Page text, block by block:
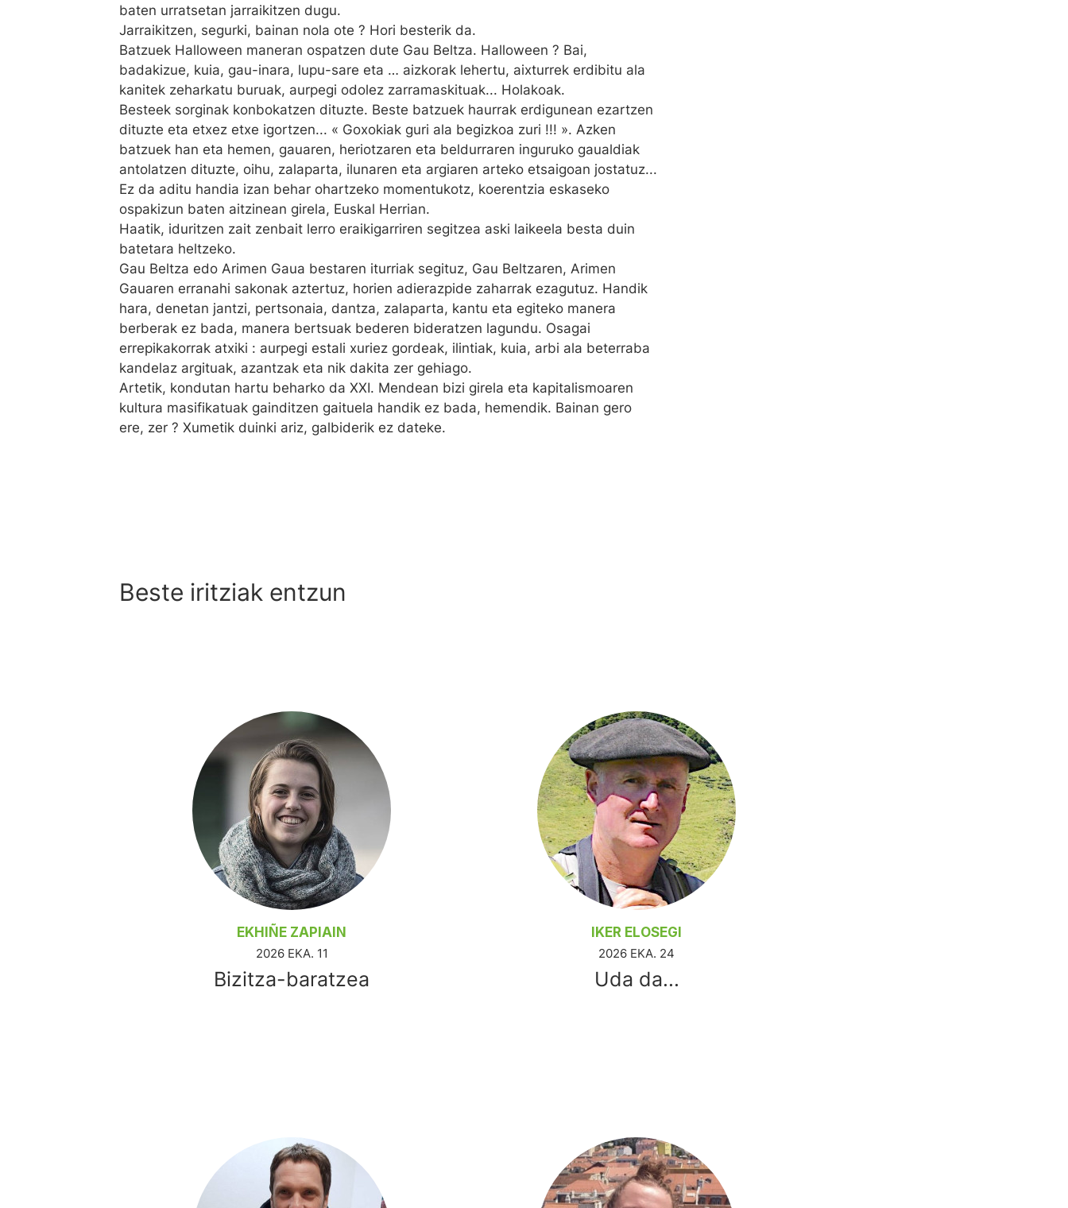
baten urratsetan jarraikitzen dugu.
Jarraikitzen, segurki, bainan nola ote ? Hori besterik da.
Batzuek Halloween maneran ospatzen dute Gau Beltza. Halloween ? Bai,
badakizue, kuia, gau-inara, lupu-sare eta … aizkorak lehertu, aixturrek erdibitu ala
kanitek zeharkatu buruak, aurpegi odolez zarramaskituak... Holakoak.
Besteek sorginak konbokatzen dituzte. Beste batzuek haurrak erdigunean ezartzen
dituzte eta etxez etxe igortzen... « Goxokiak guri ala begizkoa zuri !!! ». Azken
batzuek han eta hemen, gauaren, heriotzaren eta beldurraren inguruko gaualdiak
antolatzen dituzte, oihu, zalaparta, ilunaren eta argiaren arteko etsaigoan jostatuz...
Ez da aditu handia izan behar ohartzeko momentukotz, koerentzia eskaseko
ospakizun baten aitzinean girela, Euskal Herrian.
Haatik, iduritzen zait zenbait lerro eraikigarriren segitzea aski laikeela besta duin
batetara heltzeko.
Gau Beltza edo Arimen Gaua bestaren iturriak segituz, Gau Beltzaren, Arimen
Gauaren erranahi sakonak aztertuz, horien adierazpide zaharrak ezagutuz. Handik
hara, denetan jantzi, pertsonaia, dantza, zalaparta, kantu eta egiteko manera
berberak ez bada, manera bertsuak bederen bideratzen lagundu. Osagai
errepikakorrak atxiki : aurpegi estali xuriez gordeak, ilintiak, kuia, arbi ala beterraba
kandelaz argituak, azantzak eta nik dakita zer gehiago.
Artetik, kondutan hartu beharko da XXI. Mendean bizi girela eta kapitalismoaren
kultura masifikatuak gainditzen gaituela handik ez bada, hemendik. Bainan gero
ere, zer ? Xumetik duinki ariz, galbiderik ez dateke.
Beste iritziak entzun
EKHIÑE ZAPIAIN
2026 EKA. 11
Bizitza-baratzea
IKER ELOSEGI
2026 EKA. 24
Uda da...